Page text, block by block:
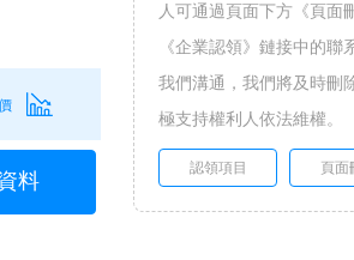
料
人可通過頁面下方《頁面
《企業認領》鏈接中的聯
我們溝通，我們將及時刪
極支持權利人依法維權。
認領項目 頁面